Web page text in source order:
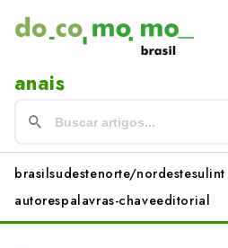
anais
brasilsudestenorte/nordestesulint
autorespalavras-chaveeditorial